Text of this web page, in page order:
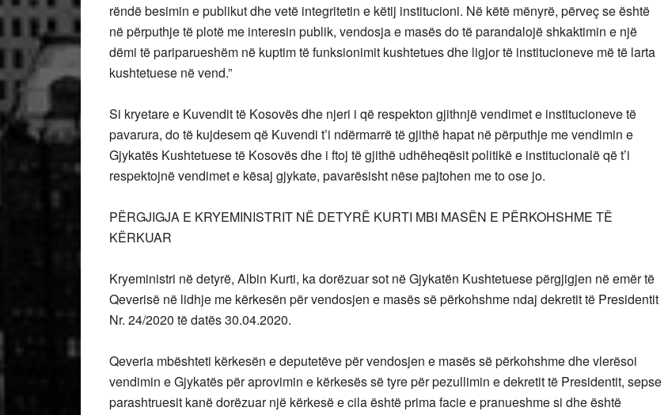
rëndë besimin e publikut dhe vetë integritetin e këtij institucioni. Në këtë mënyrë, përveç se është
në përputhje të plotë me interesin publik, vendosja e masës do të parandalojë shkaktimin e një
dëmi të pariparueshëm në kuptim të funksionimit kushtetues dhe ligjor të institucioneve më të larta
kushtetuese në vend.”
Si kryetare e Kuvendit të Kosovës dhe njeri i që respekton gjithnjë vendimet e institucioneve të
pavarura, do të kujdesem që Kuvendi t’i ndërmarrë të gjithë hapat në përputhje me vendimin e
Gjykatës Kushtetuese të Kosovës dhe i ftoj të gjithë udhëheqësit politikë e institucionalë që t’i
respektojnë vendimet e kësaj gjykate, pavarësisht nëse pajtohen me to ose jo. ​
PËRGJIGJA E KRYEMINISTRIT NË DETYRË KURTI MBI MASËN E PËRKOHSHME TË
KËRKUAR
Kryeministri në detyrë, Albin Kurti, ka dorëzuar sot në Gjykatën Kushtetuese përgjigjen në emër të
Qeverisë në lidhje me kërkesën për vendosjen e masës së përkohshme ndaj dekretit të Presidentit
Nr. 24/2020 të datës 30.04.2020.
Qeveria mbështeti kërkesën e deputetëve për vendosjen e masës së përkohshme dhe vlerësoi
vendimin e Gjykatës për aprovimin e kërkesës së tyre për pezullimin e dekretit të Presidentit, sepse
parashtruesit kanë dorëzuar një kërkesë e cila është prima facie e pranueshme si dhe është